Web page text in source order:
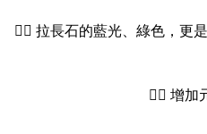
👉🏻 拉長石的藍光、綠色，
👉🏻 增